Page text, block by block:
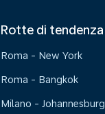
Rotte di tendenza
Roma - New York
Roma - Bangkok
Milano - Johannesburg